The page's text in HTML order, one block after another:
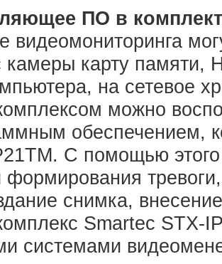
ПО в
видеомониторинга
камеры карту памяти,
на сетевое
можно
обеспечением,
С помощью
формирования
снимка,
Smartec STX-
системами